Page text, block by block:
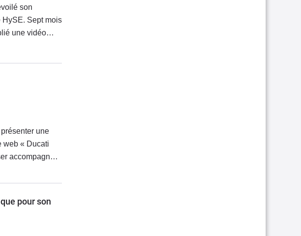
son
HySE. Sept mois
une vidéo
dehors de
une
web « Ducati
accompagne
joint à
des courses
pour son